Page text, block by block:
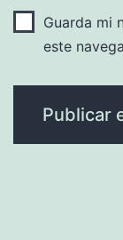
Guarda mi
este